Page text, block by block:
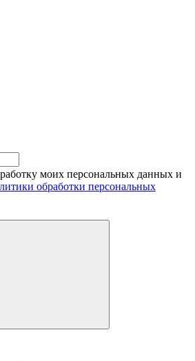
моих персональных данных и
обработки персональных